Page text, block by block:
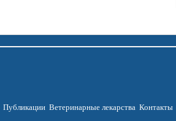
Публикации Ветеринарные лекарства Контакты